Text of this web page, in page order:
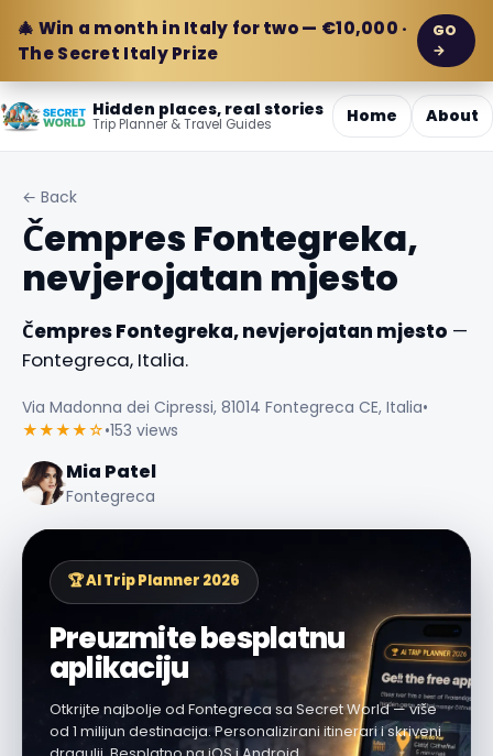
🎄 Win a month in Italy for two — €10,000 ·
The Secret Italy Prize
GO
→
Hidden places, real stories
Trip Planner & Travel Guides Home About
← Back
Čempres Fontegreka,
nevjerojatan mjesto
Čempres Fontegreka, nevjerojatan mjesto —
Fontegreca, Italia.
Via Madonna dei Cipressi, 81014 Fontegreca CE, Italia•
★★★★☆•153 views
Mia Patel
Fontegreca
🏆 AI Trip Planner 2026
Preuzmite besplatnu
aplikaciju
Otkrijte najbolje od Fontegreca sa Secret World — više
od 1 milijun destinacija. Personalizirani itinerari i skriveni